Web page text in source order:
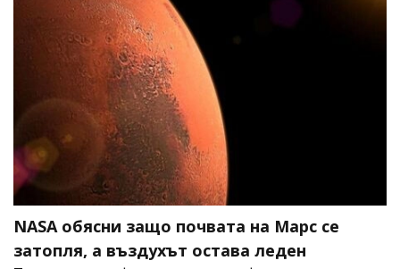
NASA обясни защо почвата на Марс се
затопля, а въздухът остава леден